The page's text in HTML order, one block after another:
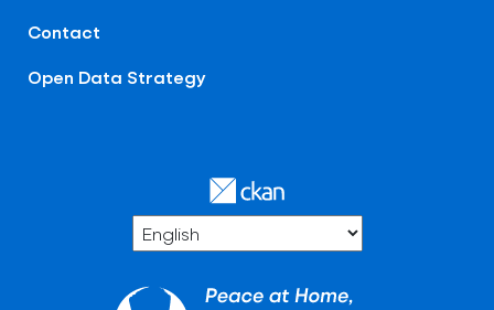
Contact
Open Data Strategy